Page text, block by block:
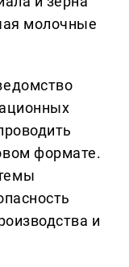
молочные
формате.
и